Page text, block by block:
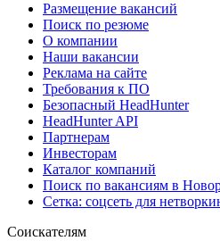
Размещение вакансий
Поиск по резюме
О компании
Наши вакансии
Реклама на сайте
Требования к ПО
Безопасный HeadHunter
HeadHunter API
Партнерам
Инвесторам
Каталог компаний
Поиск по вакансиям в
Сетка: соцсеть для
Соискателям